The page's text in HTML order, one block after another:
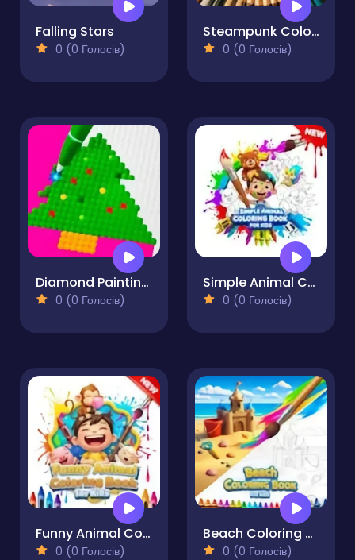
Falling Stars
0 (0 Голосів)
Steampunk Coloring Adventure
0 (0 Голосів)
Diamond Painting by Number
0 (0 Голосів)
Simple Animal Coloring Book for Kids
0 (0 Голосів)
Funny Animal Coloring Book for Kids
0 (0 Голосів)
Beach Coloring Book for Kids
0 (0 Голосів)